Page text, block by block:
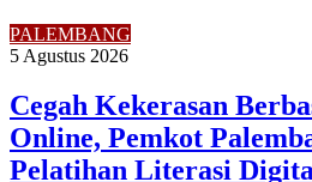
PALEMBANG
5 Agustus 2026
Cegah Kekerasan
Online, Pemkot
Pelatihan Literasi